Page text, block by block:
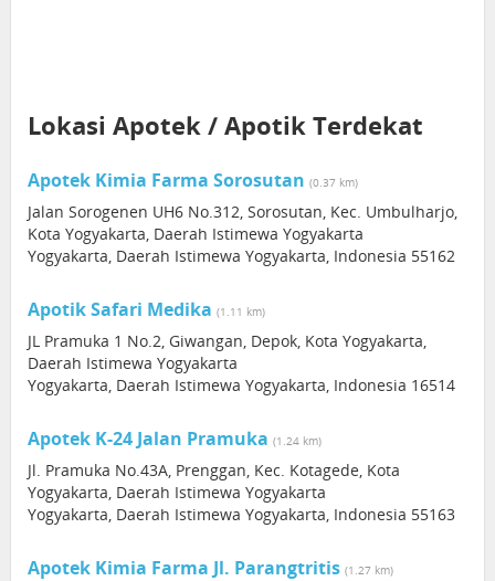
Lokasi Apotek / Apotik Terdekat
Apotek Kimia Farma Sorosutan (0.37 km)
Jalan Sorogenen UH6 No.312, Sorosutan, Kec. Umbulharjo,
Kota Yogyakarta, Daerah Istimewa Yogyakarta
Yogyakarta, Daerah Istimewa Yogyakarta, Indonesia 55162
Apotik Safari Medika (1.11 km)
JL Pramuka 1 No.2, Giwangan, Depok, Kota Yogyakarta,
Daerah Istimewa Yogyakarta
Yogyakarta, Daerah Istimewa Yogyakarta, Indonesia 16514
Apotek K-24 Jalan Pramuka (1.24 km)
Jl. Pramuka No.43A, Prenggan, Kec. Kotagede, Kota
Yogyakarta, Daerah Istimewa Yogyakarta
Yogyakarta, Daerah Istimewa Yogyakarta, Indonesia 55163
Apotek Kimia Farma Jl. Parangtritis (1.27 km)